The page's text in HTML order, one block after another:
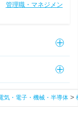
管理職・マネジメン
気・電子・機械・半導体